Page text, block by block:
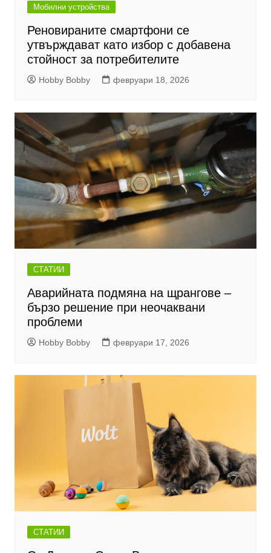
Мобилни устройства
Реновираните смартфони се
утвърждават като избор с добавена
стойност за потребителите
Hobby Bobby февруари 18, 2026
СТАТИИ
Аварийната подмяна на щрангове –
бързо решение при неочаквани
проблеми
Hobby Bobby февруари 17, 2026
СТАТИИ